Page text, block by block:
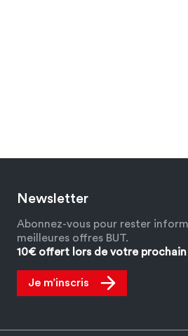
Newsletter
Abonnez-vous pour rester
meilleures offres BUT.
10€ offert lors de votre
Je m’inscris